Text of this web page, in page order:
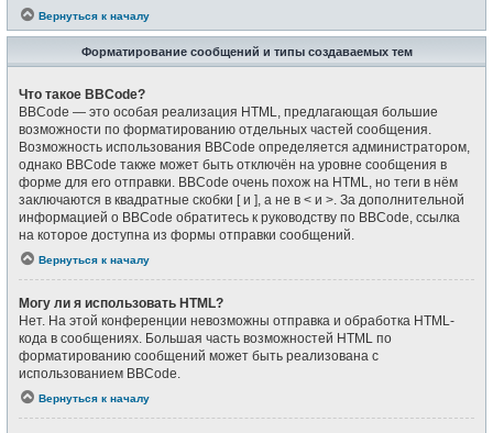
Вернуться к началу
Форматирование сообщений и типы создаваемых тем
Что такое BBCode?
BBCode — это особая реализация HTML, предлагающая большие
возможности по форматированию отдельных частей сообщения.
Возможность использования BBCode определяется администратором,
однако BBCode также может быть отключён на уровне сообщения в
форме для его отправки. BBCode очень похож на HTML, но теги в нём
заключаются в квадратные скобки [ и ], а не в < и >. За дополнительной
информацией о BBCode обратитесь к руководству по BBCode, ссылка
на которое доступна из формы отправки сообщений.
Вернуться к началу
Могу ли я использовать HTML?
Нет. На этой конференции невозможны отправка и обработка HTML-
кода в сообщениях. Большая часть возможностей HTML по
форматированию сообщений может быть реализована с
использованием BBCode.
Вернуться к началу